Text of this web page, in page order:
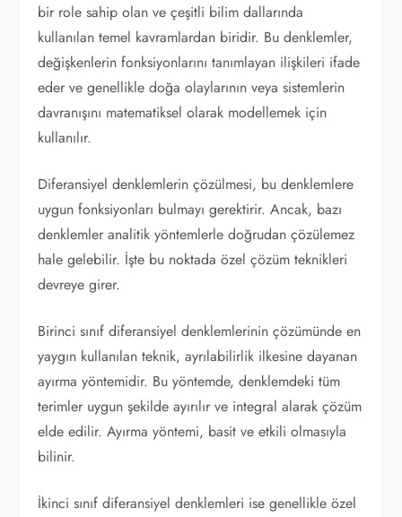
bir role sahip olan ve çeşitli bilim dallarında
kullanılan temel kavramlardan biridir. Bu denklemler,
değişkenlerin fonksiyonlarını tanımlayan ilişkileri ifade
eder ve genellikle doğa olaylarının veya sistemlerin
davranışını matematiksel olarak modellemek için
kullanılır.
Diferansiyel denklemlerin çözülmesi, bu denklemlere
uygun fonksiyonları bulmayı gerektirir. Ancak, bazı
denklemler analitik yöntemlerle doğrudan çözülemez
hale gelebilir. İşte bu noktada özel çözüm teknikleri
devreye girer.
Birinci sınıf diferansiyel denklemlerinin çözümünde en
yaygın kullanılan teknik, ayrılabilirlik ilkesine dayanan
ayırma yöntemidir. Bu yöntemde, denklemdeki tüm
terimler uygun şekilde ayırılır ve integral alarak çözüm
elde edilir. Ayırma yöntemi, basit ve etkili olmasıyla
bilinir.
İkinci sınıf diferansiyel denklemleri ise genellikle özel